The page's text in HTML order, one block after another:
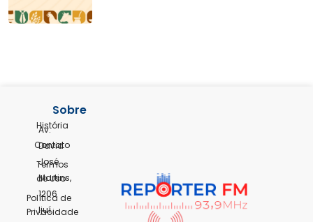
Av.
David
José
Martins,
1206
Ijuí,
Sobre
História
Contato
Termos
de Uso
Política de
Privacidade